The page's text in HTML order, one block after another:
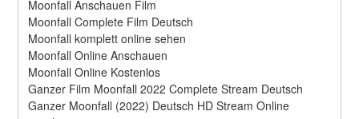
Moonfall Anschauen Film
Moonfall Complete Film Deutsch
Moonfall komplett online sehen
Moonfall Online Anschauen
Moonfall Online Kostenlos
Ganzer Film Moonfall 2022 Complete Stream Deutsch
Ganzer Moonfall (2022) Deutsch HD Stream Online